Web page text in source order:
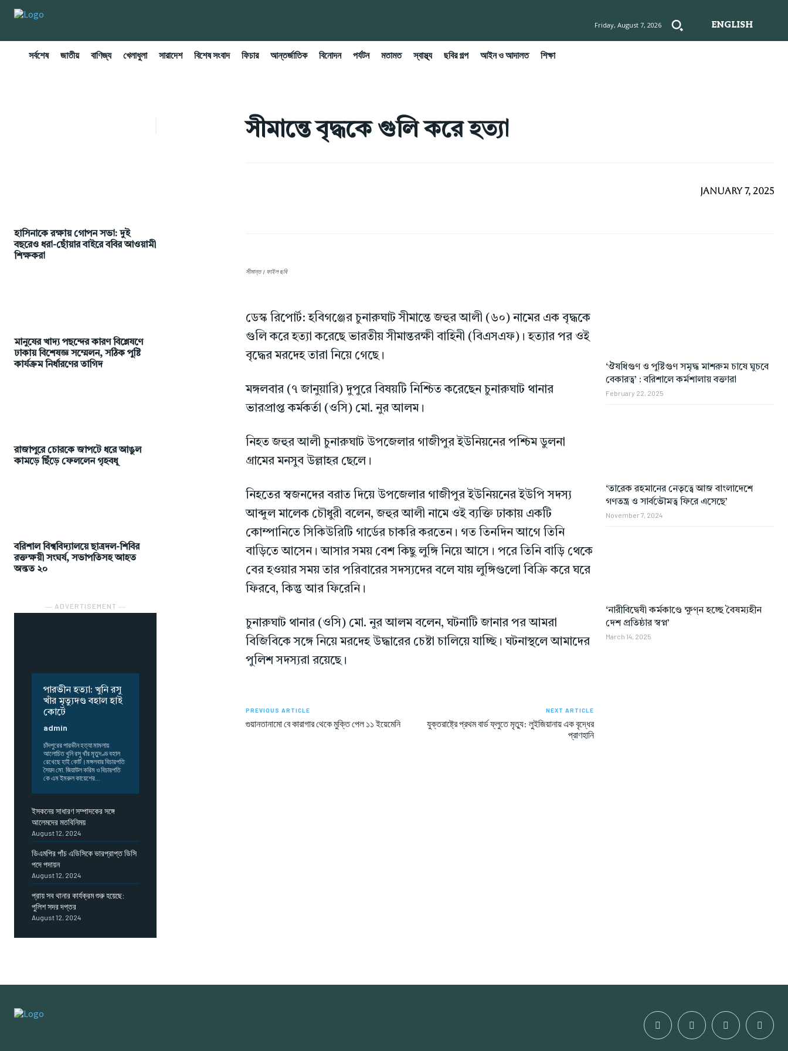
Friday, August 7, 2026 ENGLISH
সর্বশেষ জাতীয় বাণিজ্য খেলাধুলা সারাদেশ বিশেষ সংবাদ ফিচার আন্তর্জাতিক বিনোদন পর্যটন মতামত স্বাস্থ্য ছবির গল্প আইন ও আদালত শিক্ষা
হাসিনাকে রক্ষায় গোপন সভা: দুই
বছরেও ধরা-ছোঁয়ার বাইরে ববির আওয়ামী
শিক্ষকরা
মানুষের খাদ্য পছন্দের কারণ বিশ্লেষণে
ঢাকায় বিশেষজ্ঞ সম্মেলন, সঠিক পুষ্টি
কার্যক্রম নির্ধারণের তাগিদ
রাজাপুরে চোরকে জাপটে ধরে আঙুল
কামড়ে ছিঁড়ে ফেললেন গৃহবধূ
বরিশাল বিশ্ববিদ্যালয়ে ছাত্রদল-শিবির
রক্তক্ষয়ী সংঘর্ষ, সভাপতিসহ আহত
অন্তত ২০
― ADVERTISEMENT ―
পারভীন হত্যা: খুনি রসু
খাঁর মৃত্যুদণ্ড বহাল হাই
কোর্টে
admin
চাঁদপুরের পারভীন হত্যা মামলায়
আলোচিত খুনি রসু খাঁর মৃতুদণ্ড বহাল
রেখেছে হাই কোর্ট।মঙ্গলবার বিচারপতি
সৈয়দ মো. জিয়াউল করিম ও বিচারপতি
কে এম ইমরুল কায়েশের...
ইসকনের সাধারণ সম্পাদকের সঙ্গে
আলেমদের মতবিনিময়
August 12, 2024
ডিএমপির পাঁচ এডিসিকে ভারপ্রাপ্ত ডিসি
পদে পদায়ন
August 12, 2024
প্রায় সব থানার কার্যক্রম শুরু হয়েছে:
পুলিশ সদর দপ্তর
August 12, 2024
সীমান্তে বৃদ্ধকে গুলি করে হত্যা
January 7, 2025
সীমান্ত। ফাইল ছবি
ডেস্ক রিপোর্ট: হবিগঞ্জের চুনারুঘাট সীমান্তে জহুর আলী (৬০) নামের এক বৃদ্ধকে
গুলি করে হত্যা করেছে ভারতীয় সীমান্তরক্ষী বাহিনী (বিএসএফ)। হত্যার পর ওই
বৃদ্ধের মরদেহ তারা নিয়ে গেছে।
মঙ্গলবার (৭ জানুয়ারি) দুপুরে বিষয়টি নিশ্চিত করেছেন চুনারুঘাট থানার
ভারপ্রাপ্ত কর্মকর্তা (ওসি) মো. নুর আলম।
নিহত জহুর আলী চুনারুঘাট উপজেলার গাজীপুর ইউনিয়নের পশ্চিম ডুলনা
গ্রামের মনসুব উল্লাহর ছেলে।
নিহতের স্বজনদের বরাত দিয়ে উপজেলার গাজীপুর ইউনিয়নের ইউপি সদস্য
আব্দুল মালেক চৌধুরী বলেন, জহুর আলী নামে ওই ব্যক্তি ঢাকায় একটি
কোম্পানিতে সিকিউরিটি গার্ডের চাকরি করতেন। গত তিনদিন আগে তিনি
বাড়িতে আসেন। আসার সময় বেশ কিছু লুঙ্গি নিয়ে আসে। পরে তিনি বাড়ি থেকে
বের হওয়ার সময় তার পরিবারের সদস্যদের বলে যায় লুঙ্গিগুলো বিক্রি করে ঘরে
ফিরবে, কিন্তু আর ফিরেনি।
চুনারুঘাট থানার (ওসি) মো. নুর আলম বলেন, ঘটনাটি জানার পর আমরা
বিজিবিকে সঙ্গে নিয়ে মরদেহ উদ্ধারের চেষ্টা চালিয়ে যাচ্ছি। ঘটনাস্থলে আমাদের
পুলিশ সদস্যরা রয়েছে।
PREVIOUS ARTICLE
গুয়ানতানামো বে কারাগার থেকে মুক্তি পেল ১১ ইয়েমেনি
NEXT ARTICLE
যুক্তরাষ্ট্রে প্রথম বার্ড ফ্লুতে মৃত্যু: লুইজিয়ানায় এক বৃদ্ধের
প্রাণহানি
‘ঔষধিগুণ ও পুষ্টিগুণ সমৃদ্ধ মাশরুম চাষে ঘুচবে
বেকারত্ব’ : বরিশালে কর্মশালায় বক্তারা
February 22, 2025
‘তারেক রহমানের নেতৃত্বে আজ বাংলাদেশে
গণতন্ত্র ও সার্বভৌমত্ব ফিরে এসেছে’
November 7, 2024
‘নারীবিদ্বেষী কর্মকাণ্ডে ক্ষুণ্ন হচ্ছে বৈষম্যহীন
দেশ প্রতিষ্ঠার স্বপ্ন’
March 14, 2025